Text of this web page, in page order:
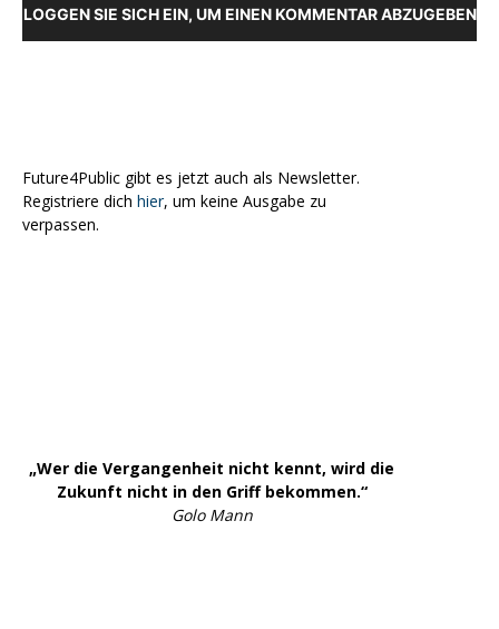
LOGGEN SIE SICH EIN, UM EINEN KOMMENTAR ABZUGEBEN
Future4Public gibt es jetzt auch als Newsletter.
Registriere dich hier, um keine Ausgabe zu
verpassen.
„Wer die Vergangenheit nicht kennt, wird die
Zukunft nicht in den Griff bekommen.“
Golo Mann